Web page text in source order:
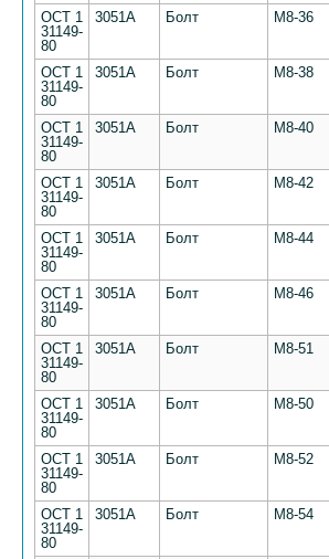
ОСТ 1
31149-
80
3051А Болт М8-36
ОСТ 1
31149-
80
3051А Болт М8-38
ОСТ 1
31149-
80
3051А Болт М8-40
ОСТ 1
31149-
80
3051А Болт М8-42
ОСТ 1
31149-
80
3051А Болт М8-44
ОСТ 1
31149-
80
3051А Болт М8-46
ОСТ 1
31149-
80
3051А Болт М8-51
ОСТ 1
31149-
80
3051А Болт М8-50
ОСТ 1
31149-
80
3051А Болт М8-52
ОСТ 1
31149-
80
3051А Болт М8-54